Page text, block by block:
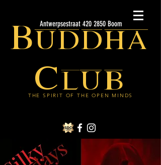
Buddha
Club
THE SPIRIT OF THE OPEN MINDS
Antwerpsestraat 420 2850 Boom